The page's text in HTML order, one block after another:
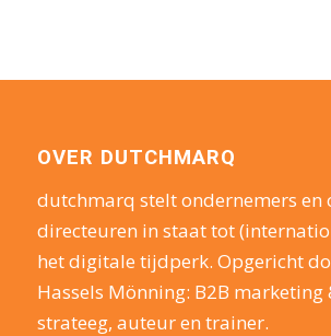
OVER DUTCHMARQ
dutchmarq stelt ondernemers en
directeuren in staat tot
het digitale tijdperk. Opgericht
Hassels Mönning: B2B marketing
strateeg, auteur en trainer.